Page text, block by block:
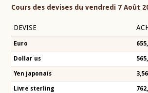
Cours des devises du vendredi 7 Août
DEVISE
Euro
Dollar us
Yen japonais
Livre sterling